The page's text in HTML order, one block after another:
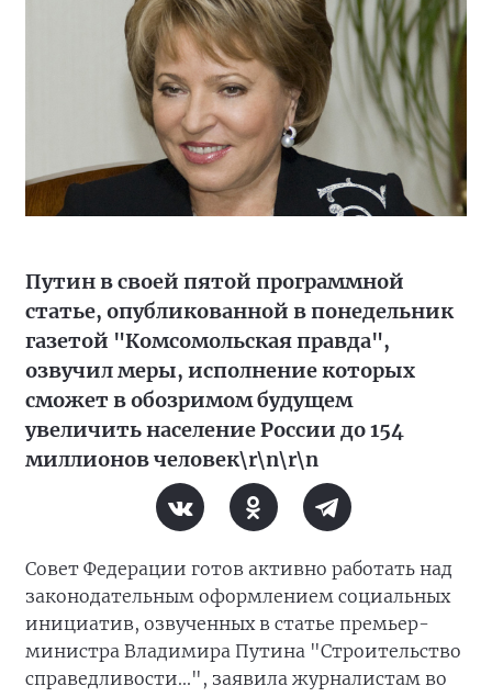
Путин в своей пятой программной
статье, опубликованной в понедельник
газетой "Комсомольская правда",
озвучил меры, исполнение которых
сможет в обозримом будущем
увеличить население России до 154
миллионов человек\r\n\r\n
Совет Федерации готов активно работать над
законодательным оформлением социальных
инициатив, озвученных в статье премьер-
министра Владимира Путина "Строительство
справедливости...", заявила журналистам во